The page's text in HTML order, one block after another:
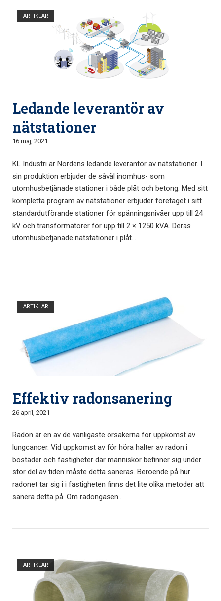
ARTIKLAR
Ledande leverantör av
nätstationer
16 maj, 2021
KL Industri är Nordens ledande leverantör av nätstationer. I
sin produktion erbjuder de såväl inomhus- som
utomhusbetjänade stationer i både plåt och betong. Med sitt
kompletta program av nätstationer erbjuder företaget i sitt
standardutförande stationer för spänningsnivåer upp till 24
kV och transformatorer för upp till 2 × 1250 kVA. Deras
utomhusbetjänade nätstationer i plåt...
ARTIKLAR
Effektiv radonsanering
26 april, 2021
Radon är en av de vanligaste orsakerna för uppkomst av
lungcancer. Vid uppkomst av för höra halter av radon i
bostäder och fastigheter där människor befinner sig under
stor del av tiden måste detta saneras. Beroende på hur
radonet tar sig i i fastigheten finns det lite olika metoder att
sanera detta på. Om radongasen...
ARTIKLAR